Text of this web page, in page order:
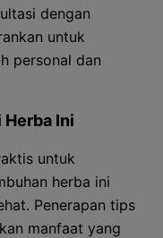
dengan
untuk
personal dan
Ini
untuk
herba ini
Penerapan tips
manfaat yang